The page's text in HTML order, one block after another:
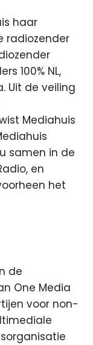
haar
radiozender
100% NL,
Uit de veiling
Mediahuis
samen in de
en
het
de
One Media
voor non-